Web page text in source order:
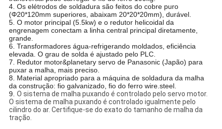
4. Os elétrodos de soldadura são feitos do cobre puro
(Φ20*120mm superiores, abaixam 20*20*20mm), durável.
5. O motor principal (5.5kw) e o redutor helicoidal da
engrenagem conectam a linha central principal diretamente,
grande.
6. Transformadores água-refrigerando moldados, eficiência
elevada. O grau de solda é ajustado pelo PLC.
7. Redutor motor&planetary servo de Panasonic (Japão) para
puxar a malha, mais preciso.
8. Material apropriado para a máquina de soldadura da malha
da construção: fio galvanizado, fio do ferro wire.steel.
9. O sistema de malha puxando é controlado pelo servo motor.
O sistema de malha puxando é controlado igualmente pelo
cilindro do ar. Certifique-se do exato do tamanho de malha da
tração.